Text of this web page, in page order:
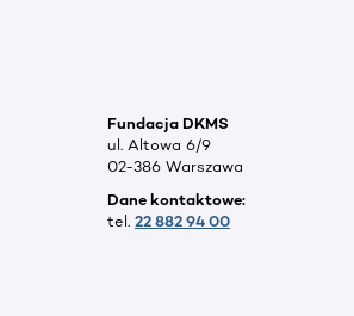
Fundacja DKMS
ul. Altowa 6/9
02-386 Warszawa
Dane kontaktowe:
tel. 22 882 94 00